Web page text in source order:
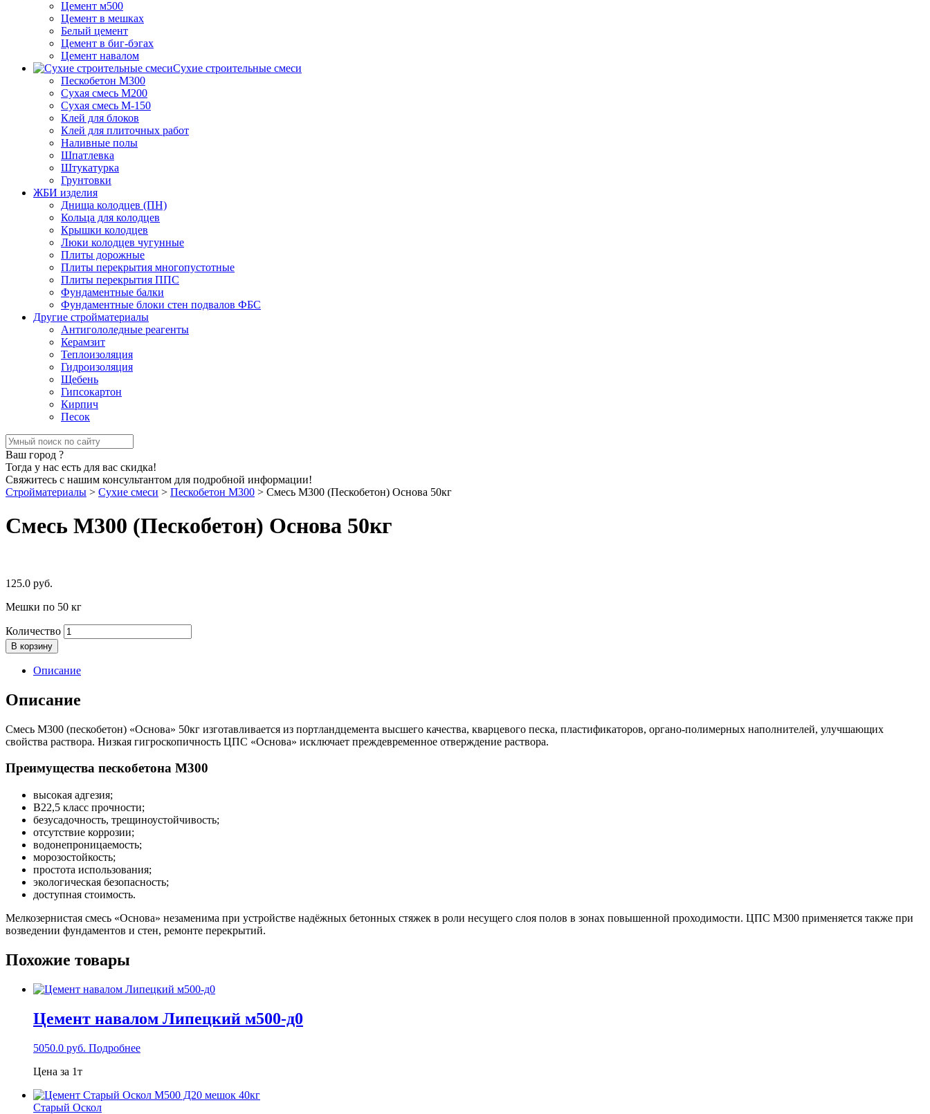
Цемент м500
Цемент в мешках
Белый цемент
Цемент в биг-бэгах
Цемент навалом
Сухие строительные смеси
Пескобетон М300
Сухая смесь М200
Сухая смесь М-150
Клей для блоков
Клей для плиточных работ
Наливные полы
Шпатлевка
Штукатурка
Грунтовки
ЖБИ изделия
Днища колодцев (ПН)
Кольца для колодцев
Крышки колодцев
Люки колодцев чугунные
Плиты дорожные
Плиты перекрытия многопустотные
Плиты перекрытия ППС
Фундаментные балки
Фундаментные блоки стен подвалов ФБС
Другие стройматериалы
Антигололедные реагенты
Керамзит
Теплоизоляция
Гидроизоляция
Щебень
Гипсокартон
Кирпич
Песок
Ваш город ?
Тогда у нас есть для вас скидка!
Свяжитесь с нашим консультантом для подробной информации!
Стройматериалы > Сухие смеси > Пескобетон М300 > Смесь М300 (Пескобетон) Основа 50кг
Смесь М300 (Пескобетон) Основа 50кг
125.0 руб.
Мешки по 50 кг
Количество
В корзину
Описание
Описание
Смесь М300 (пескобетон) «Основа» 50кг изготавливается из портландцемента высшего качества, кварцевого песка, пластификаторов, органо-полимерных наполнителей, улучшающих
свойства раствора. Низкая гигроскопичность ЦПС «Основа» исключает преждевременное отверждение раствора.
Преимущества пескобетона М300
высокая адгезия;
В22,5 класс прочности;
безусадочность, трещиноустойчивость;
отсутствие коррозии;
водонепроницаемость;
морозостойкость;
простота использования;
экологическая безопасность;
доступная стоимость.
Мелкозернистая смесь «Основа» незаменима при устройстве надёжных бетонных стяжек в роли несущего слоя полов в зонах повышенной проходимости. ЦПС М300 применяется также при
возведении фундаментов и стен, ремонте перекрытий.
Похожие товары
Цемент навалом Липецкий м500-д0
5050.0 руб. Подробнее
Цена за 1т
Старый Оскол